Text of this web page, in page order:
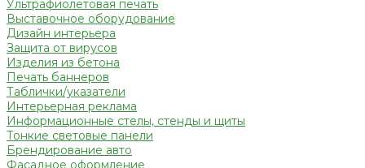
Ультрафиолетовая печать
Выставочное оборудование
Дизайн интерьера
Защита от вирусов
Изделия из бетона
Печать баннеров
Таблички/указатели
Интерьерная реклама
Информационные стелы, стенды и щиты
Тонкие световые панели
Брендирование авто
Фасадное оформление